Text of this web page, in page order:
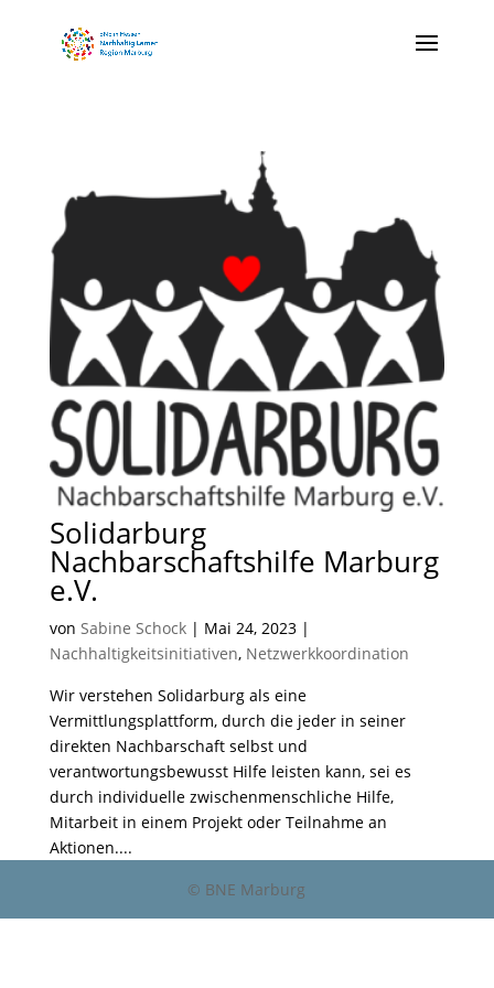
Solidarburg
Nachbarschaftshilfe Marburg
e.V.
von Sabine Schock| Mai 24, 2023|
Nachhaltigkeitsinitiativen, Netzwerkkoordination
Wir verstehen Solidarburg als eine
Vermittlungsplattform, durch die jeder in seiner
direkten Nachbarschaft selbst und
verantwortungsbewusst Hilfe leisten kann, sei es
durch individuelle zwischenmenschliche Hilfe,
Mitarbeit in einem Projekt oder Teilnahme an
Aktionen....
© BNE Marburg